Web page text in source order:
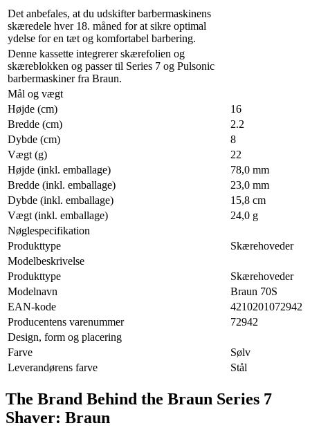
Det anbefales, at du udskifter barbermaskinens
skæredele hver 18. måned for at sikre optimal
ydelse for en tæt og komfortabel barbering.
Denne kassette integrerer skærefolien og
skæreblokken og passer til Series 7 og Pulsonic
barbermaskiner fra Braun.
Mål og vægt
Højde (cm)
16
Bredde (cm)
2.2
Dybde (cm)
8
Vægt (g)
22
Højde (inkl. emballage)
78,0 mm
Bredde (inkl. emballage)
23,0 mm
Dybde (inkl. emballage)
15,8 cm
Vægt (inkl. emballage)
24,0 g
Nøglespecifikation
Produkttype
Skærehoveder
Modelbeskrivelse
Produkttype
Skærehoveder
Modelnavn
Braun 70S
EAN-kode
4210201072942
Producentens varenummer
72942
Design, form og placering
Farve
Sølv
Leverandørens farve
Stål
The Brand Behind the Braun Series 7
Shaver: Braun